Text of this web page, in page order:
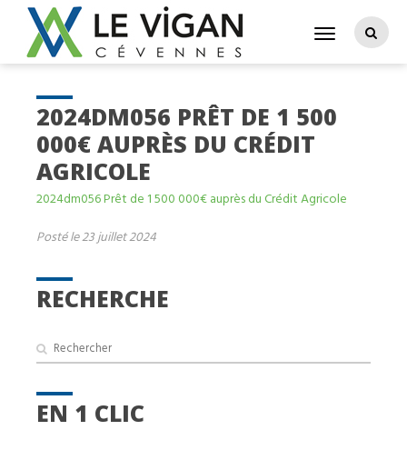
RECHERCHE
EN 1 CLIC
2024DM056 PRÊT DE 1 500
000€ AUPRÈS DU CRÉDIT
AGRICOLE
2024dm056 Prêt de 1 500 000€ auprès du Crédit Agricole
Posté le 23 juillet 2024